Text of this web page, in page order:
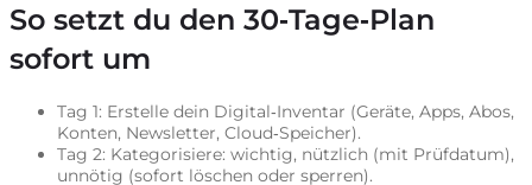
So setzt du den 30‑Tage‑Plan
sofort um
Tag 1: Erstelle dein Digital‑Inventar (Geräte, Apps, Abos,
Konten, Newsletter, Cloud‑Speicher).
Tag 2: Kategorisiere: wichtig, nützlich (mit Prüfdatum),
unnötig (sofort löschen oder sperren).